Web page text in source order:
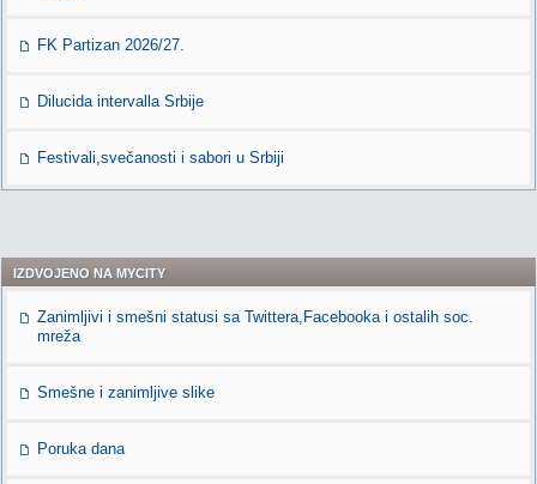
FK Partizan 2026/27.
Dilucida intervalla Srbije
Festivali,svečanosti i sabori u Srbiji
IZDVOJENO NA MYCITY
Zanimljivi i smešni statusi sa Twittera,Facebooka i ostalih soc.
mreža
Smešne i zanimljive slike
Poruka dana